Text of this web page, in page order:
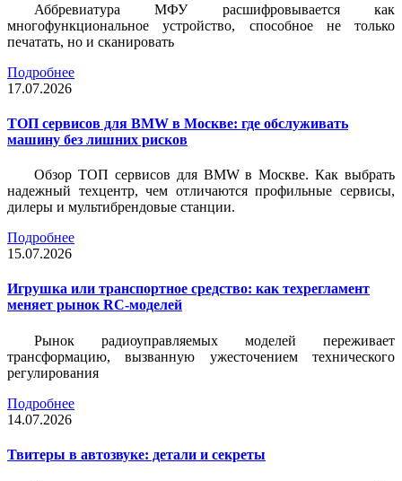
Аббревиатура МФУ расшифровывается как
многофункциональное устройство, способное не только
печатать, но и сканировать
Подробнее
17.07.2026
ТОП сервисов для BMW в Москве: где обслуживать
машину без лишних рисков
Обзор ТОП сервисов для BMW в Москве. Как выбрать
надежный техцентр, чем отличаются профильные сервисы,
дилеры и мультибрендовые станции.
Подробнее
15.07.2026
Игрушка или транспортное средство: как техрегламент
меняет рынок RC-моделей
Рынок радиоуправляемых моделей переживает
трансформацию, вызванную ужесточением технического
регулирования
Подробнее
14.07.2026
Твитеры в автозвуке: детали и секреты